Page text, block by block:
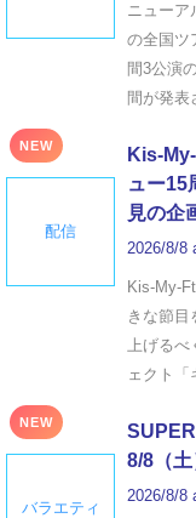
ニューア
の全国ツ
間3公演
間が発
NEW
配信
Kis-
ュー15
見の企
2026/8/8
Kis-My-
きな節目
上げるべ
ェクト
NEW
バラエティ
8/8（
2026/8/8